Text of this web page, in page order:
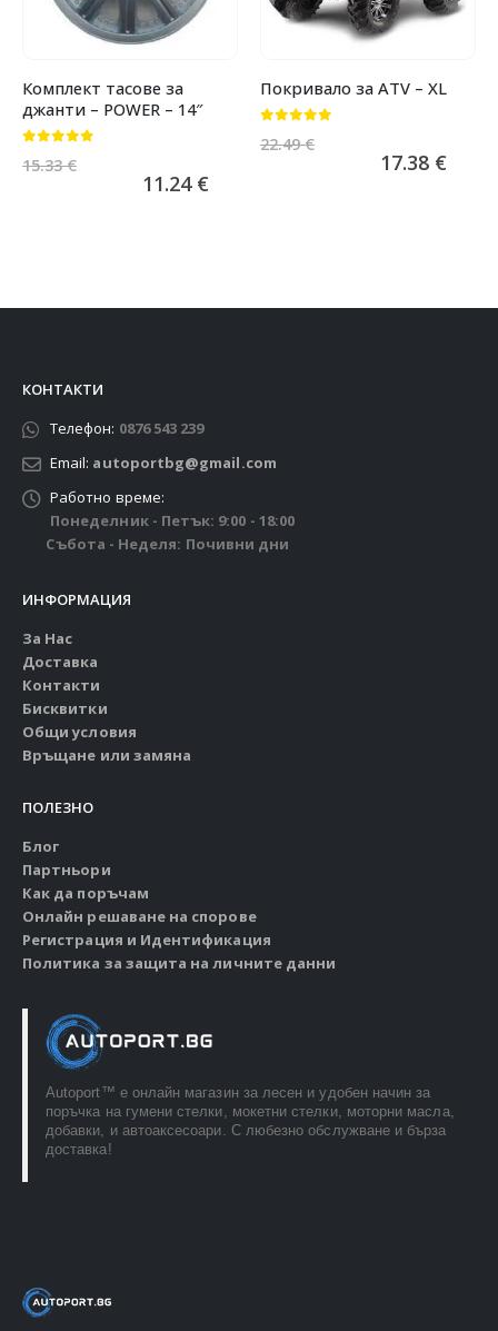
Комплект тасове за
джанти – POWER – 14″
15.33€
11.24 €
Покривало за ATV – XL
22.49€
17.38 €
КОНТАКТИ
Телефон: 0876 543 239
Email: autoportbg@gmail.com
Работно време:
Понеделник - Петък: 9:00 - 18:00
Събота - Неделя: Почивни дни
ИНФОРМАЦИЯ
За Нас
Доставка
Контакти
Бисквитки
Общи условия
Връщане или замяна
ПОЛЕЗНО
Блог
Партньори
Как да поръчам
Онлайн решаване на спорове
Регистрация и Идентификация
Политика за защита на личните данни
Autoport™ e онлайн магазин за лесен и удобен начин за
поръчка на гумени стелки, мокетни стелки, моторни масла,
добавки, и автоаксесоари. С любезно обслужване и бърза
доставка!